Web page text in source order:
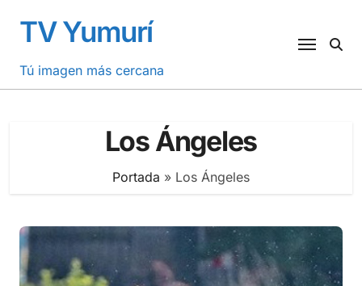
contenido
TV Yumurí
Tú imagen más cercana
Los Ángeles
Portada » Los Ángeles